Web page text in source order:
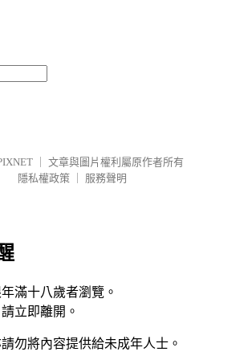
文章與圖片權利屬原作者所有
隱私權政策
服務聲明
滿十八歲者瀏覽。
立即離開。
勿將內容提供給未成年人士。